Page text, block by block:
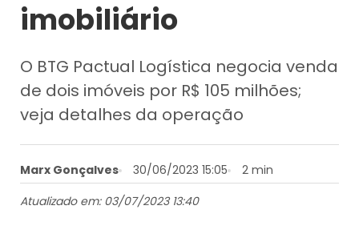
imobiliário
O BTG Pactual Logística negocia venda
de dois imóveis por R$ 105 milhões;
veja detalhes da operação
Marx Gonçalves 30/06/2023 15:05
2 min
Atualizado em: 03/07/2023 13:40